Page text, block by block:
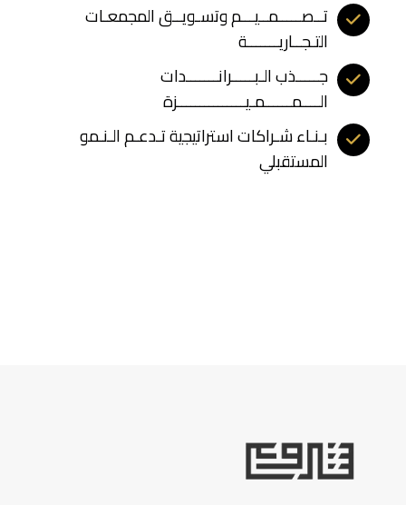
تــصـــــمــيـــم وتسـويــق المجمعـات
التـجــاريـــــــة
جـــــذب الـبـــــرانـــــــدات
الــــمــــــمـيـــــــــــــــزة
بـنـاء شـراكات استراتيجية تـدعـم الـنـمو
المستقبلي